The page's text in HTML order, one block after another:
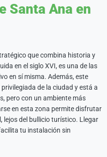
Santa Ana en
que combina historia y
en el siglo XVI, es una de las
en sí misma. Además, este
de la ciudad y está a
pero con un ambiente más
en esta zona permite disfrutar
lejos del bullicio turístico. Llegar
tu instalación sin